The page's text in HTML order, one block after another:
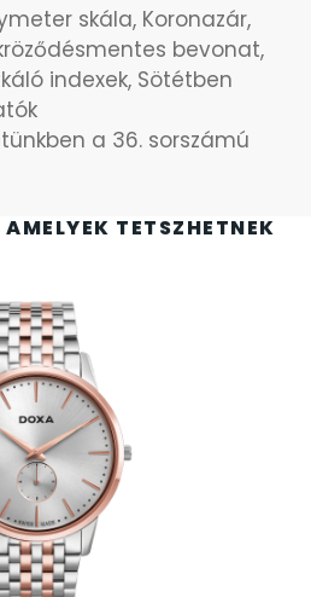
TETSZHETNEK
skála, Koronazár,
bevonat,
indexek, Sötétben
a 36. sorszámú